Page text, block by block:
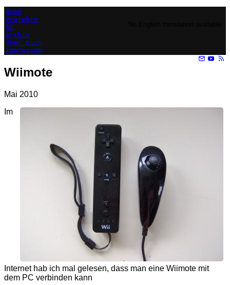
Home
Projekte
RC
Archiv
Über mich
Impressum
Wiimote
Mai 2010
Im
Internet hab ich mal gelesen, dass man eine Wiimote mit
dem PC verbinden kann